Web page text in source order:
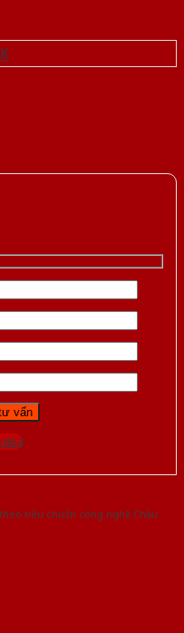
tiêu chuẩn công nghệ Châu
hàng đầu tại Việt Nam!